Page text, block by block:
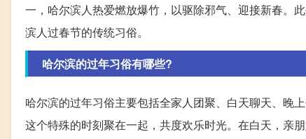
一，哈尔滨人热爱燃放爆竹，以驱除邪气、迎接新春。
滨人过春节的传统习俗。
哈尔滨的过年习俗有哪些?
哈尔滨的过年习俗主要包括全家人团聚、白天聊天、晚
这个特殊的时刻聚在一起，共度欢乐时光。在白天，亲